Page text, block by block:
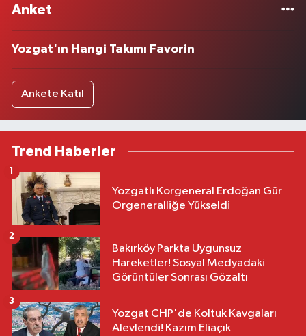
Anket
Yozgat'ın Hangi Takımı Favorin
Ankete Katıl
Trend Haberler
Yozgatlı Korgeneral Erdoğan Gür
Orgeneralliğe Yükseldi
1
Bakırköy Parkta Uygunsuz
Hareketler! Sosyal Medyadaki
Görüntüler Sonrası Gözaltı
2
Yozgat CHP'de Koltuk Kavgaları
Alevlendi! Kazım Eliaçık
3